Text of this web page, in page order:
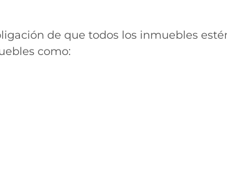
de que todos los inmuebles
como: